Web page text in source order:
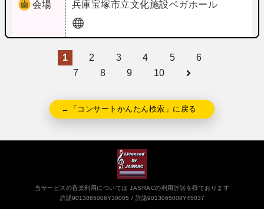
会場 兵庫宝塚市立文化施設ベガホール
1 2 3 4 5
6
7
8 9 10
←「コンサートかんたん検索」に戻る
当サービスの音楽利用については JASRACの利用許諾を得ております
許諾9013065006Y30005
許諾9013065008Y45037